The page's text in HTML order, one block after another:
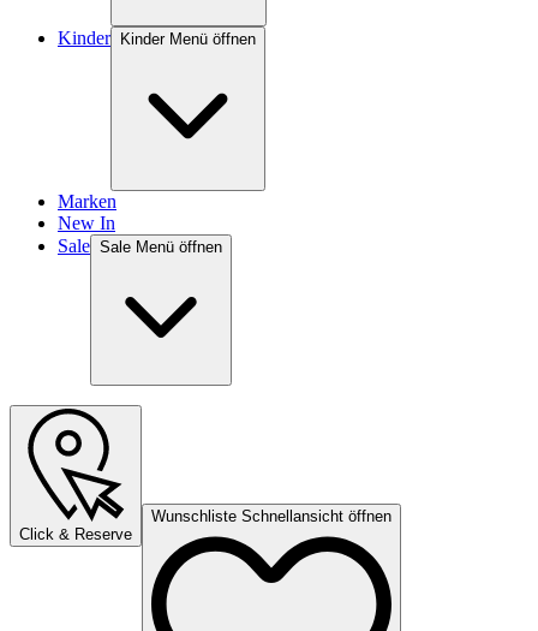
Kinder Kinder Menü öffnen
Marken
New In
Sale Sale Menü öffnen
Click & Reserve
Wunschliste Schnellansicht öffnen